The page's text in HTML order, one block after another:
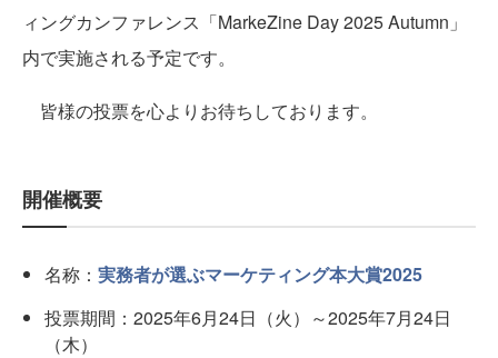
ィングカンファレンス「MarkeZine Day 2025 Autumn」
内で実施される予定です。
皆様の投票を心よりお待ちしております。
開催概要
名称： 実務者が選ぶマーケティング本大賞2025
投票期間：2025年6月24日（火）～2025年7月24日
（木）